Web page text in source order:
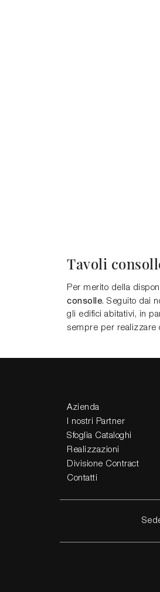
Tavoli
Per merito della
consolle. Seguito dai
gli edifici abitativi, in
sempre per realizzare
Azienda
I nostri Partner
Sfoglia Cataloghi
Realizzazioni
Divisione Contract
Contatti